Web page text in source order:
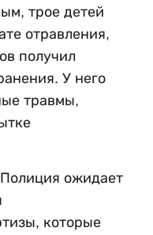
трое детей
отравления,
получил
У него
травмы,
ожидает
которые